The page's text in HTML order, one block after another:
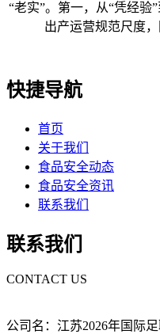
“老实”。第一，从“凭经
出产运营规范尺度
快捷导航
首页
关于我们
食品安全动态
食品安全资讯
联系我们
联系我们
CONTACT US
公司名：江苏2026年国际